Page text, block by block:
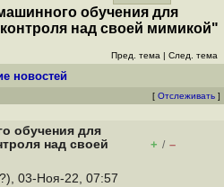
обучения для
над своей мимикой"
Пред. тема | След. тема
новостей
[ Отслеживать ]
обучения для
над своей
+ / –
03-Ноя-22, 07:57